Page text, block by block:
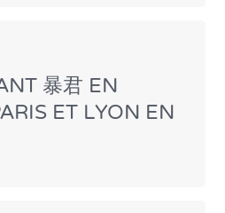
暴君 EN
ET LYON EN